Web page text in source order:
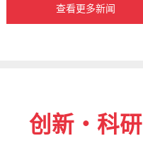
查看更多新闻
创新・科研